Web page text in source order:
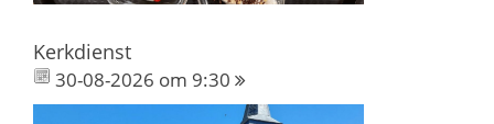
Kerkdienst
30-08-2026 om 9:30